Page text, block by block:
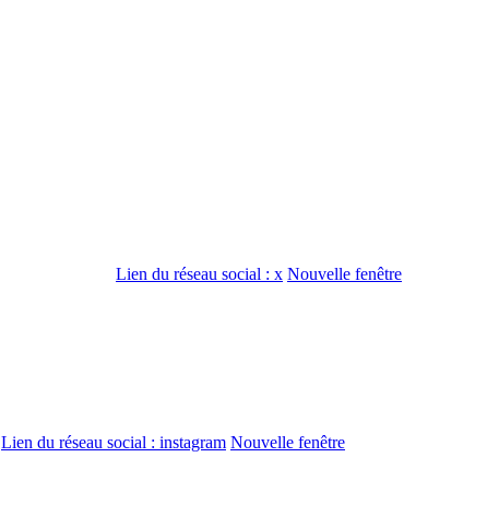
Lien du réseau social : x Nouvelle fenêtre
Lien du réseau social : instagram Nouvelle fenêtre